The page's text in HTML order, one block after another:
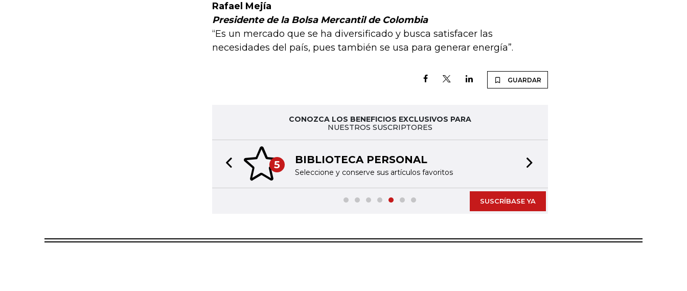
Rafael Mejía
Presidente de la Bolsa Mercantil de Colombia
“Es un mercado que se ha diversificado y busca satisfacer las
necesidades del país, pues también se usa para generar energía”.
GUARDAR
CONOZCA LOS BENEFICIOS EXCLUSIVOS PARA
NUESTROS SUSCRIPTORES
5 BIBLIOTECA PERSONAL
Seleccione y conserve sus artículos favoritos
Previous slide
SUSCRÍBASE YA